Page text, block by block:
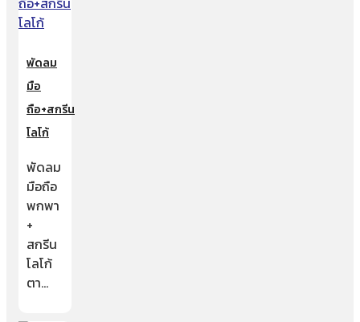
พัดลม
มือ
ถือ+สกรีน
โลโก้
พัดลม
มือถือ
พกพา
+
สกรีน
โลโก้
ตา…